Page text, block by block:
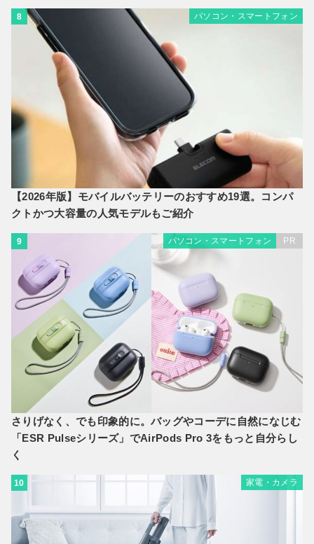
8 パソコン・スマートフォン
【2026年版】モバイルバッテリーのおすすめ19選。コンパ
クトかつ大容量の人気モデルもご紹介
9 パソコン・スマートフォン PR
さりげなく、でも印象的に。バッグやコーデに自然になじむ
「ESR Pulseシリーズ」でAirPods Pro 3をもっと自分らし
く
10 家電・カメラ